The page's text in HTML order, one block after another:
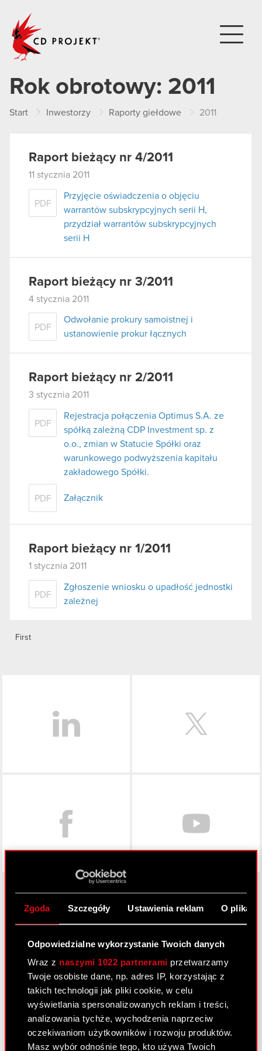
Zgoda Szczegóły Ustawienia reklam O
Odpowiedzialne wykorzystanie Twoich danych
Wraz z naszymi 1022 partnerami przetwarzamy
Twoje osobiste dane, np. adres IP, korzystając z
takich technologii jak pliki cookie, w celu
wyświetlania spersonalizowanych reklam i treści,
analizowania tychże, wychodzenia naprzeciw
oczekiwaniom użytkowników i rozwoju produktów.
Masz wybór odnośnie tego, kto używa Twoich
Rok obrotowy: 2011
Start Inwestorzy Raporty giełdowe 2011
Raport bieżący nr 4/2011
11 stycznia 2011
PDF
Przyjęcie oświadczenia o objęciu
warrantów subskrypcyjnych serii H,
przydział warrantów subskrypcyjnych
serii H
Raport bieżący nr 3/2011
4 stycznia 2011
PDF
Odwołanie prokury samoistnej i
ustanowienie prokur łącznych
Raport bieżący nr 2/2011
3 stycznia 2011
PDF
Rejestracja połączenia Optimus S.A. ze
spółką zależną CDP Investment sp. z
o.o., zmian w Statucie Spółki oraz
warunkowego podwyższenia kapitału
zakładowego Spółki.
PDF Załącznik
Raport bieżący nr 1/2011
1 stycznia 2011
PDF
Zgłoszenie wniosku o upadłość jednostki
zależnej
First
O CD PROJEKT
Grupa Kapitałowa
Nasz biznes
Inwestorzy
Zrównoważony rozwój
Media